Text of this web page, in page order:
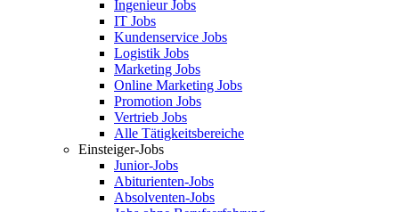
Ingenieur Jobs
IT Jobs
Kundenservice Jobs
Logistik Jobs
Marketing Jobs
Online Marketing Jobs
Promotion Jobs
Vertrieb Jobs
Alle Tätigkeitsbereiche
Einsteiger-Jobs
Junior-Jobs
Abiturienten-Jobs
Absolventen-Jobs